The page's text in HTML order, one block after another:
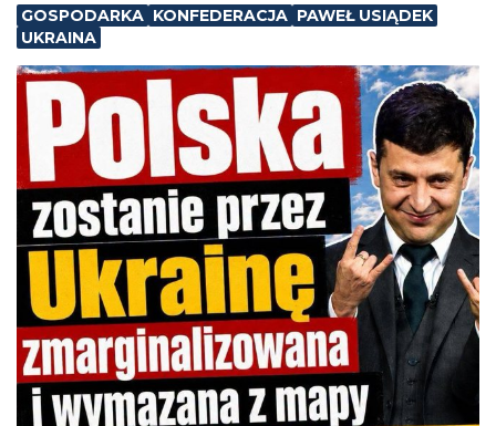
GOSPODARKA KONFEDERACJA PAWEŁ USIĄDEK
UKRAINA